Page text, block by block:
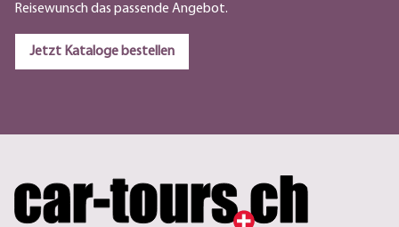
Reisewunsch das passende Angebot.
Jetzt Kataloge bestellen